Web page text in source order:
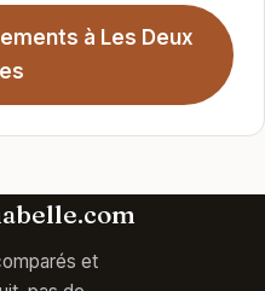
à Les Deux
et